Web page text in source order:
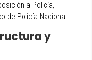
a Policía,
de Policía Nacional.
y